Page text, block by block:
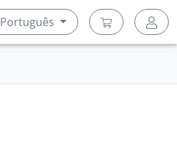
Português